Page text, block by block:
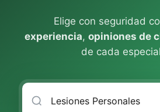
Elige con seguridad
experiencia, opiniones de
de cada